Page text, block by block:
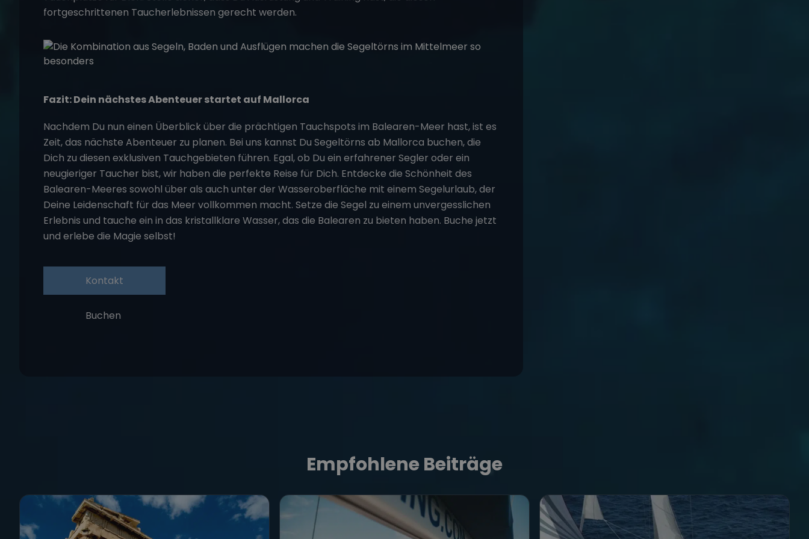
fortgeschrittenen Taucherlebnissen gerecht werden.
Fazit: Dein nächstes Abenteuer startet auf Mallorca
Nachdem Du nun einen Überblick über die prächtigen Tauchspots im Balearen-Meer hast, ist es
Zeit, das nächste Abenteuer zu planen. Bei uns kannst Du Segeltörns ab Mallorca buchen, die
Dich zu diesen exklusiven Tauchgebieten führen. Egal, ob Du ein erfahrener Segler oder ein
neugieriger Taucher bist, wir haben die perfekte Reise für Dich. Entdecke die Schönheit des
Balearen-Meeres sowohl über als auch unter der Wasseroberfläche mit einem Segelurlaub, der
Deine Leidenschaft für das Meer vollkommen macht. Setze die Segel zu einem unvergesslichen
Erlebnis und tauche ein in das kristallklare Wasser, das die Balearen zu bieten haben. Buche jetzt
und erlebe die Magie selbst!
Kontakt
Buchen
Empfohlene Beiträge